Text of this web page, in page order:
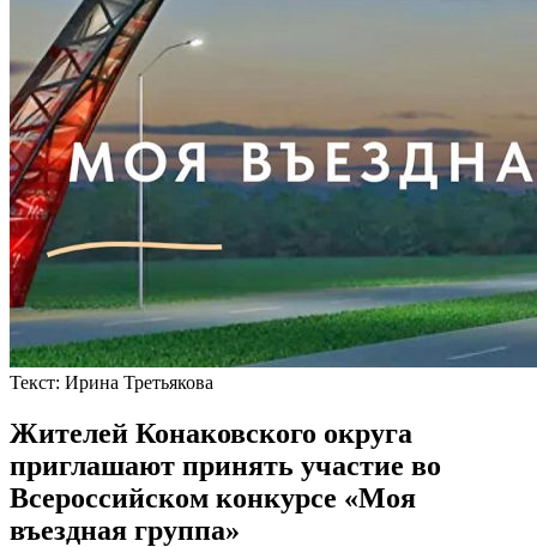
Текст: Ирина Третьякова
Жителей Конаковского округа
приглашают принять участие во
Всероссийском конкурсе «Моя
въездная группа»